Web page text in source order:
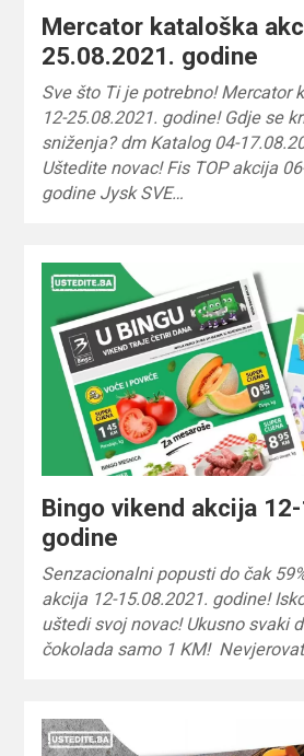
Mercator kataloška
25.08.2021. godine
Sve što Ti je potrebno! Mercator
12-25.08.2021. godine! Gdje se
sniženja? dm Katalog 04-
Uštedite novac! Fis TOP akcija
godine Jysk SVE…
Bingo vikend akcija
godine
Senzacionalni popusti do čak
akcija 12-15.08.2021. godine!
uštedi svoj novac! Ukusno svaki
čokolada samo 1 KM!